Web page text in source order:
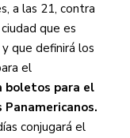
a las 21, contra
que es
que definirá los
el
boletos para el
Panamericanos.
conjugará el